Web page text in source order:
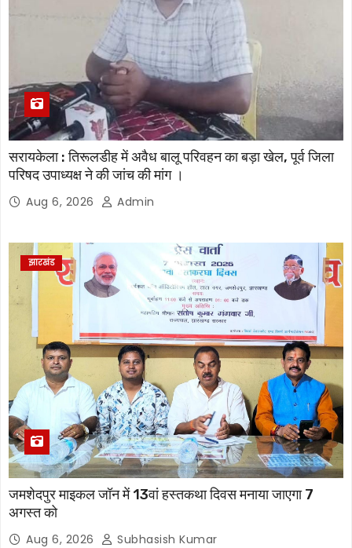
सरायकेला : तिरूलडीह में अवैध बालू परिवहन का बड़ा खेल, पूर्व जिला
परिषद उपाध्यक्ष ने की जांच की मांग ।
Aug 6, 2026 Admin
झारखंड
जमशेदपुर माइकल जॉन में 13वां हस्तकथा दिवस मनाया जाएगा 7
अगस्त को
Aug 6, 2026 Subhasish Kumar